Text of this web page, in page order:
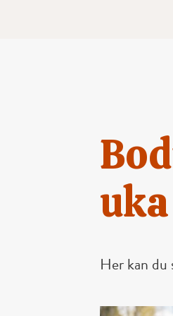
uka
Her kan du